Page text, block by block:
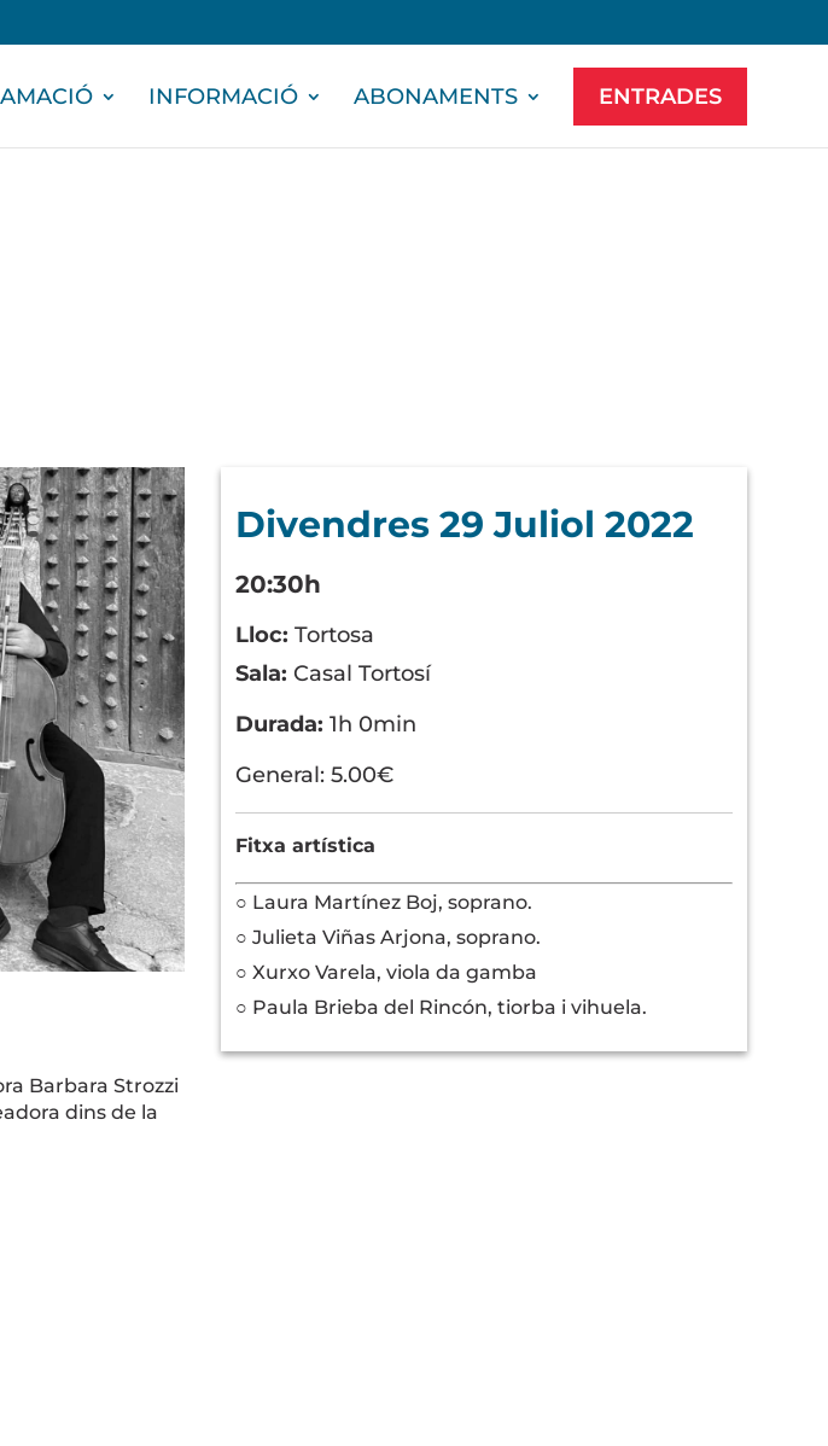
INFORMACIÓ ABONAMENTS ENTRADES
Barbara Strozzi
dins de la
Divendres 29 Juliol 2022
20:30h
Lloc: Tortosa
Sala: Casal Tortosí
Durada:1h 0min
General: 5.00€
Fitxa artística
○ Laura Martínez Boj, soprano.
○ Julieta Viñas Arjona, soprano.
○ Xurxo Varela, viola da gamba
○ Paula Brieba del Rincón, tiorba i vihuela.